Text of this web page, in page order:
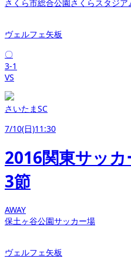
さくら市総合公園さくらスタジア
ヴェルフェ矢板
〇
3-1
VS
さいたまSC
7/10(日)11:30
2016関東サッ
3節
AWAY
保土ヶ谷公園サッカー場
ヴェルフェ矢板